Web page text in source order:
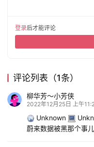
登录后才能评论
评论列表（1条）
柳华芳～小芳侠
2022年12月25日 上午
Unknown
蔚来数据被黑那个事